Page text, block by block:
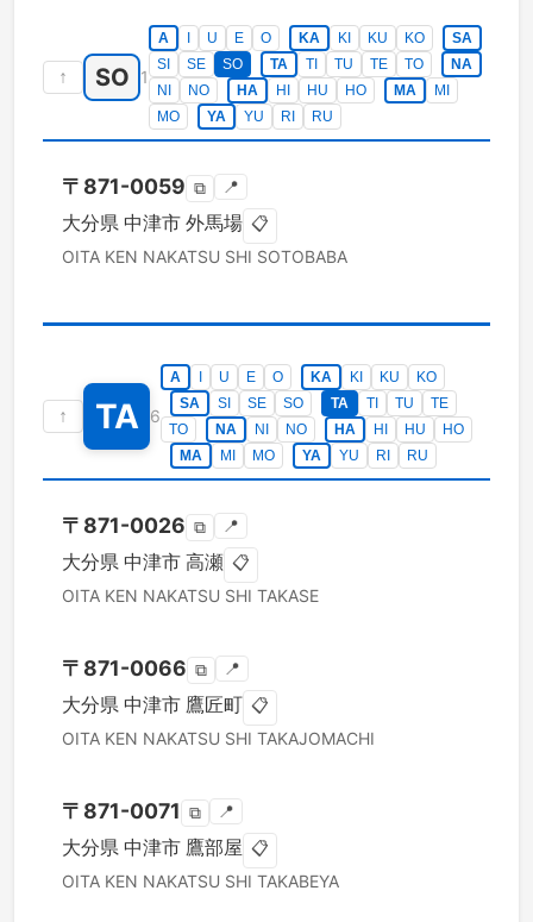
↑ SO 1
A U E O KA KI KU KO
SA
SI
SE SO TA TI TU TE TO
NA
NI
NO HA HI HU HO MA
MI
MO
YA YU RI RU
〒 871-0059 ⧉ 📍
大分県 中津市 外馬場 📋
OITA KEN NAKATSU SHI SOTOBABA
↑ TA 6
A U E O KA KI KU
KO
SA
SI SE SO TA TI TU
TE
TO
NA NI NO HA HI HU
HO
MA
MI MO YA YU RI RU
〒 871-0026 ⧉ 📍
大分県 中津市 高瀬 📋
OITA KEN NAKATSU SHI TAKASE
〒 871-0066 ⧉ 📍
大分県 中津市 鷹匠町 📋
OITA KEN NAKATSU SHI TAKAJOMACHI
〒 871-0071 ⧉ 📍
大分県 中津市 鷹部屋 📋
OITA KEN NAKATSU SHI TAKABEYA